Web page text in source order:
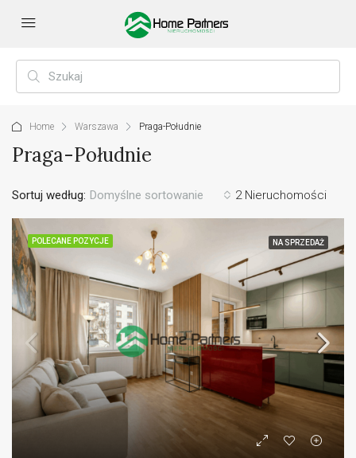
Home Warszawa Praga-Południe
Praga-Południe
2 Nieruchomości
Sortuj według: Domyślne sortowanie
POLECANE POZYCJE NA SPRZEDAŻ